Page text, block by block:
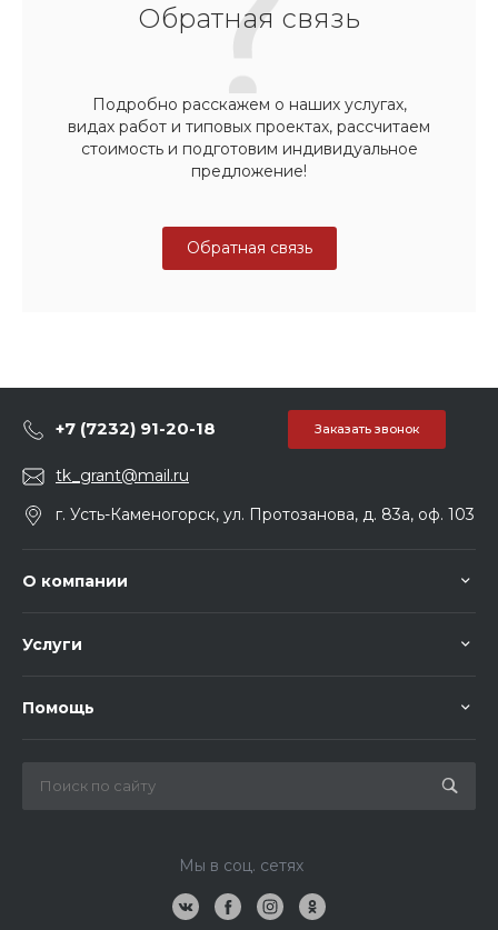
Обратная связь
Подробно расскажем о наших услугах,
видах работ и типовых проектах, рассчитаем
стоимость и подготовим индивидуальное
предложение!
Обратная связь
+7 (7232) 91-20-18 Заказать звонок
tk_grant@mail.ru
г. Усть-Каменогорск, ул. Протозанова, д. 83а, оф. 103
О компании
Услуги
Помощь
Мы в соц. сетях